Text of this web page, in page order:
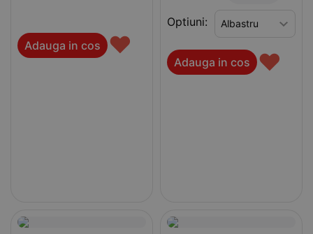
Adauga in cos ♥
Optiuni:
Adauga in cos ♥